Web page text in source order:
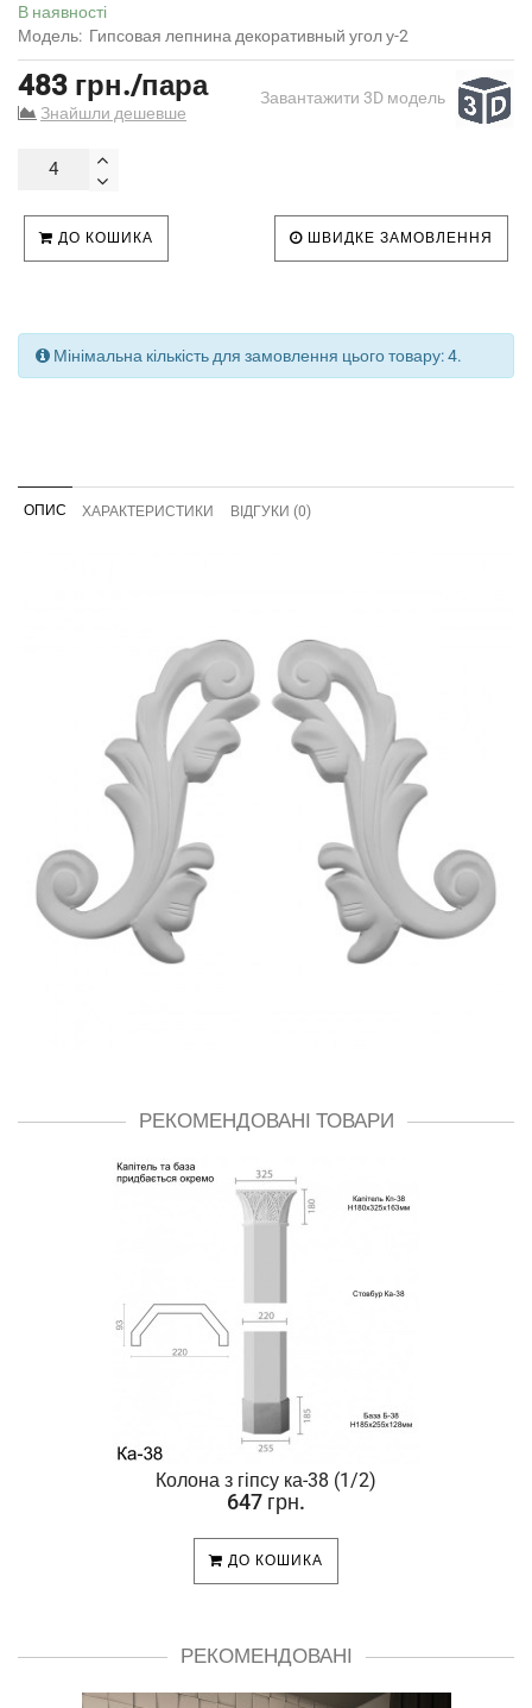
В наявності
Модель: Гипсовая лепнина декоративный угол у-2
483 грн./пара
Знайшли дешевше
Завантажити 3D модель
ДО КОШИКА ШВИДКЕ ЗАМОВЛЕННЯ
Мінімальна кількість для замовлення цього товару: 4.
ОПИС ХАРАКТЕРИСТИКИ ВІДГУКИ (0)
РЕКОМЕНДОВАНІ ТОВАРИ
Колона з гіпсу ка-38 (1/2)
647 грн.
ДО КОШИКА
РЕКОМЕНДОВАНІ